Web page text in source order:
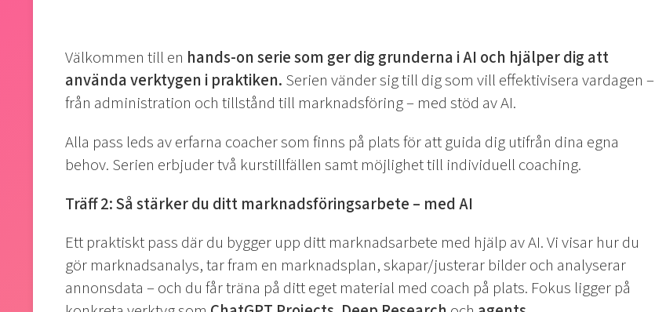
Välkommen till en hands-on serie som ger dig grunderna i AI och hjälper dig att
använda verktygen i praktiken. Serien vänder sig till dig som vill effektivisera vardagen –
från administration och tillstånd till marknadsföring – med stöd av AI.
Alla pass leds av erfarna coacher som finns på plats för att guida dig utifrån dina egna
behov. Serien erbjuder två kurstillfällen samt möjlighet till individuell coaching.
Träff 2: Så stärker du ditt marknadsföringsarbete – med AI
Ett praktiskt pass där du bygger upp ditt marknadsarbete med hjälp av AI. Vi visar hur du
gör marknadsanalys, tar fram en marknadsplan, skapar/justerar bilder och analyserar
annonsdata – och du får träna på ditt eget material med coach på plats. Fokus ligger på